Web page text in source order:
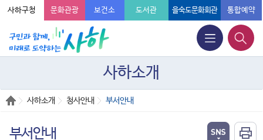
사하구청 문화관광 보건소 도서관 을숙도문화회관 통합예약
사하소개
사하소개 청사안내 부서안내
부서안내